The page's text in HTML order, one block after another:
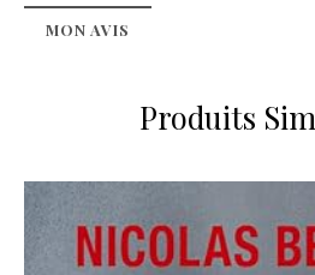
MON AVIS
Produits